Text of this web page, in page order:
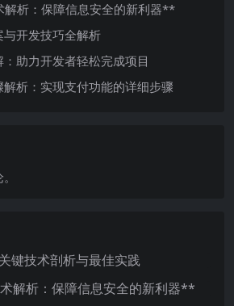
析：保障信息安全的新利器**
开发技巧全解析
助力开发者轻松完成项目
析：实现支付功能的详细步骤
键技术剖析与最佳实践
解析：保障信息安全的新利器**